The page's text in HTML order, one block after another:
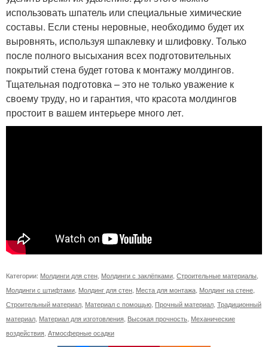
использовать шпатель или специальные химические
составы. Если стены неровные, необходимо будет их
выровнять, используя шпаклевку и шлифовку. Только
после полного высыхания всех подготовительных
покрытий стена будет готова к монтажу молдингов.
Тщательная подготовка – это не только уважение к
своему труду, но и гарантия, что красота молдингов
простоит в вашем интерьере много лет.
Категории: Молдинги для стен Молдинги с заклёпками Строительные материалы
Молдинги с штифтами Молдинг для стен Места для монтажа Молдинг на стене
Строительный материал Материал с помощью Прочный материал Традиционный
материал Материал для изготовления Высокая прочность Механические
воздействия Атмосферные осадки